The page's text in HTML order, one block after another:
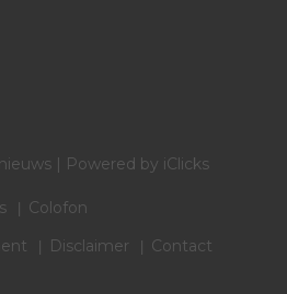
| Powered by iClicks
Colofon
Disclaimer
Contact